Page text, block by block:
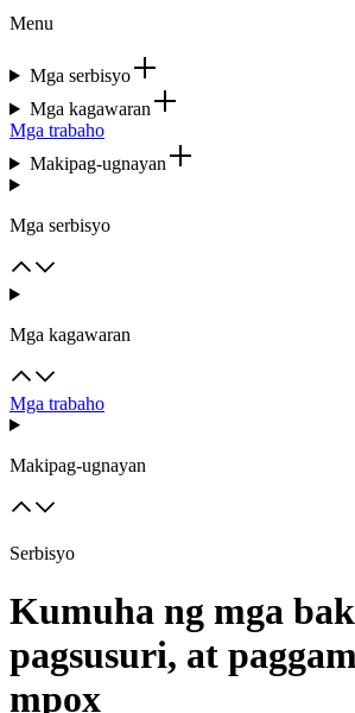
Menu
Mga serbisyo
Mga kagawaran
Mga trabaho
Makipag-ugnayan
Mga serbisyo
Mga kagawaran
Mga trabaho
Makipag-ugnayan
Serbisyo
Kumuha ng mga
pagsusuri, at
mpox